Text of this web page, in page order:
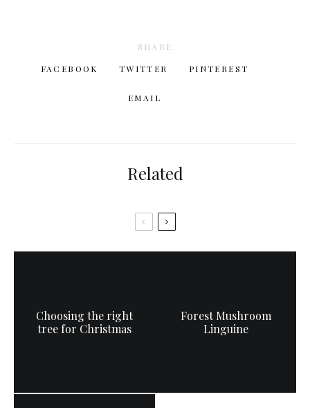
SHARE
FACEBOOK
TWITTER PINTEREST
EMAIL
Related
Choosing the right
tree for Christmas
Forest Mushroom
Linguine